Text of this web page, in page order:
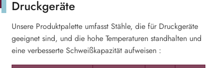
Druckgeräte
Unsere Produktpalette umfasst Stähle, die für Druckgeräte
geeignet sind, und die hohe Temperaturen standhalten und
eine verbesserte Schweißkapazität aufweisen :